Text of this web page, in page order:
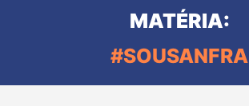
MATÉRIA:
#SOUSANFRA